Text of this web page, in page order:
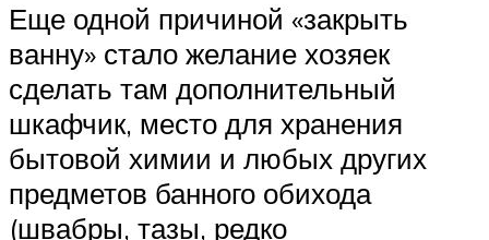
Еще одной причиной «закрыть
ванну» стало желание хозяек
сделать там дополнительный
шкафчик, место для хранения
бытовой химии и любых других
предметов банного обихода
(швабры, тазы, редко